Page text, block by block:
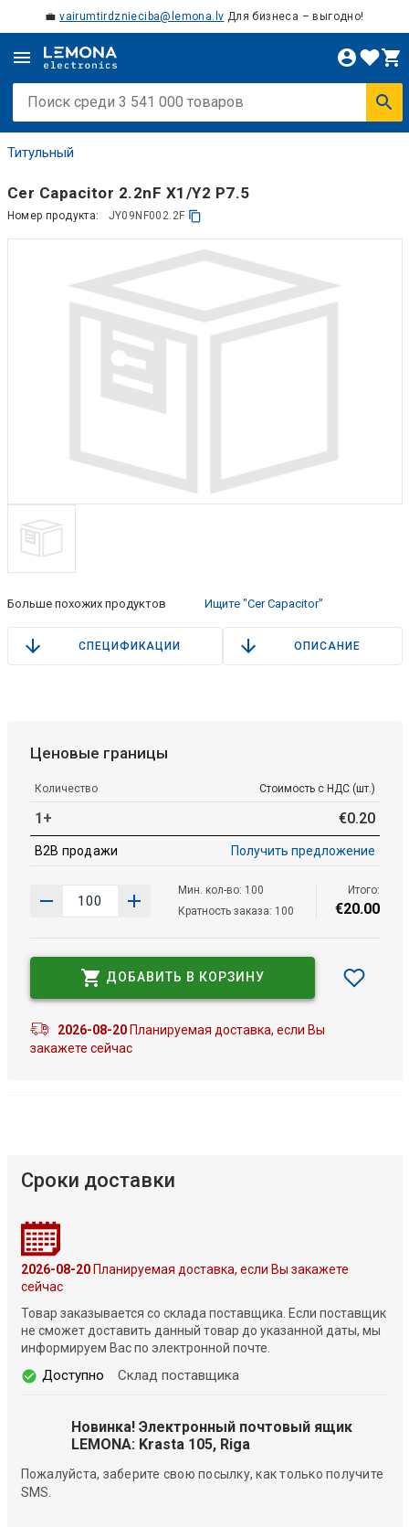
💼vairumtirdznieciba@lemona.lv Для бизнеса – выгодно!
Титульный
Cer Capacitor 2.2nF X1/Y2 P7.5
Номер продукта: JY09NF002.2F
Больше похожих продуктов Ищите "Cer Capacitor"
СПЕЦИФИКАЦИИ ОПИСАНИЕ
Ценовые границы
Количество Стоимость с НДС (шт.)
1+ €0.20
B2B продажи Получить предложение
Мин. кол-во: 100
Кратность заказа: 100
Итого:
€20.00
ДОБАВИТЬ В КОРЗИНУ
2026-08-20Планируемая доставка, если Вы
закажете сейчас
Сроки доставки
2026-08-20Планируемая доставка, если Вы закажете
сейчас
Товар заказывается со склада поставщика. Если поставщик
не сможет доставить данный товар до указанной даты, мы
информируем Вас по электронной почте.
Доступно Склад поставщика
Новинка! Электронный почтовый ящик
LEMONA: Krasta 105, Riga
Пожалуйста, заберите свою посылку, как только получите
SMS.